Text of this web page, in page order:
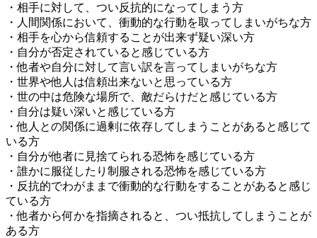
・相手に対して、つい反抗的になってしまう方
・人間関係において、衝動的な行動を取ってしまいがちな方
・相手を心から信頼することが出来ず疑い深い方
・自分が否定されていると感じている方
・他者や自分に対して言い訳を言ってしまいがちな方
・世界や他人は信頼出来ないと思っている方
・世の中は危険な場所で、敵だらけだと感じている方
・自分は疑い深いと感じている方
・他人との関係に過剰に依存してしまうことがあると感じて
いる方
・自分が他者に見捨てられる恐怖を感じている方
・誰かに服従したり制服される恐怖を感じている方
・反抗的でわがままで衝動的な行動をすることがあると感じ
ている方
・他者から何かを指摘されると、つい抵抗してしまうことが
ある方